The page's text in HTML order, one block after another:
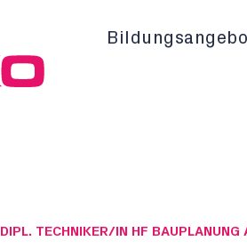
DIPL. TECHNIKER/IN HF BAUPLANUNG